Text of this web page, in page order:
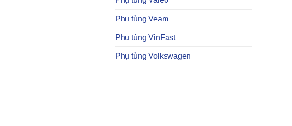
Phụ tùng Veam
Phụ tùng VinFast
Phụ tùng Volkswagen